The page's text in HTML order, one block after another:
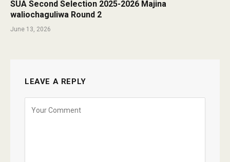
SUA Second Selection 2025-2026 Majina
waliochaguliwa Round 2
June 13, 2026
LEAVE A REPLY